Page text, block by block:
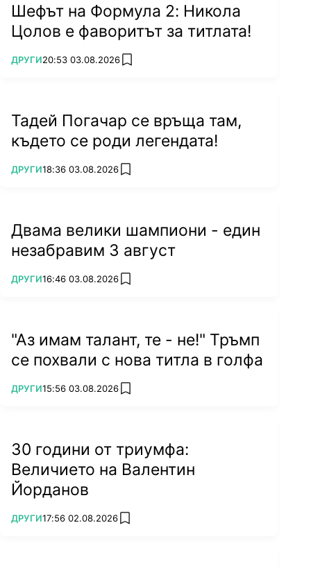
Шефът на Формула 2: Никола
Цолов е фаворитът за титлата!
ПОВЕЧЕ ОТ
ДРУГИ20:53 03.08.2026 add favorites
Тадей Погачар се връща там,
където се роди легендата!
ПОВЕЧЕ ОТ
ДРУГИ18:36 03.08.2026 add favorites
Двама велики шампиони - един
незабравим 3 август
ПОВЕЧЕ ОТ
ДРУГИ16:46 03.08.2026 add favorites
"Аз имам талант, те - не!" Тръмп
се похвали с нова титла в голфа
ПОВЕЧЕ ОТ
ДРУГИ15:56 03.08.2026 add favorites
30 години от триумфа:
Величието на Валентин
Йорданов
ПОВЕЧЕ ОТ
ДРУГИ17:56 02.08.2026 add favorites